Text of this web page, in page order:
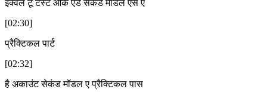
इक्वल टू टेस्ट ओके एंड सेकंड मॉडल एस ए
[02:30]
प्रैक्टिकल पार्ट
[02:32]
है अकाउंट सेकंड मॉडल ए प्रैक्टिकल पास